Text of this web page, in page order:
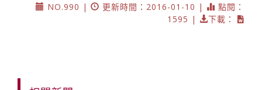
NO.990 |
更新時間：2016-01-10 |
點閱：
1595 |
下載：